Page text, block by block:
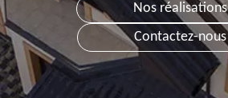
Nos réalisations
Contactez-nous